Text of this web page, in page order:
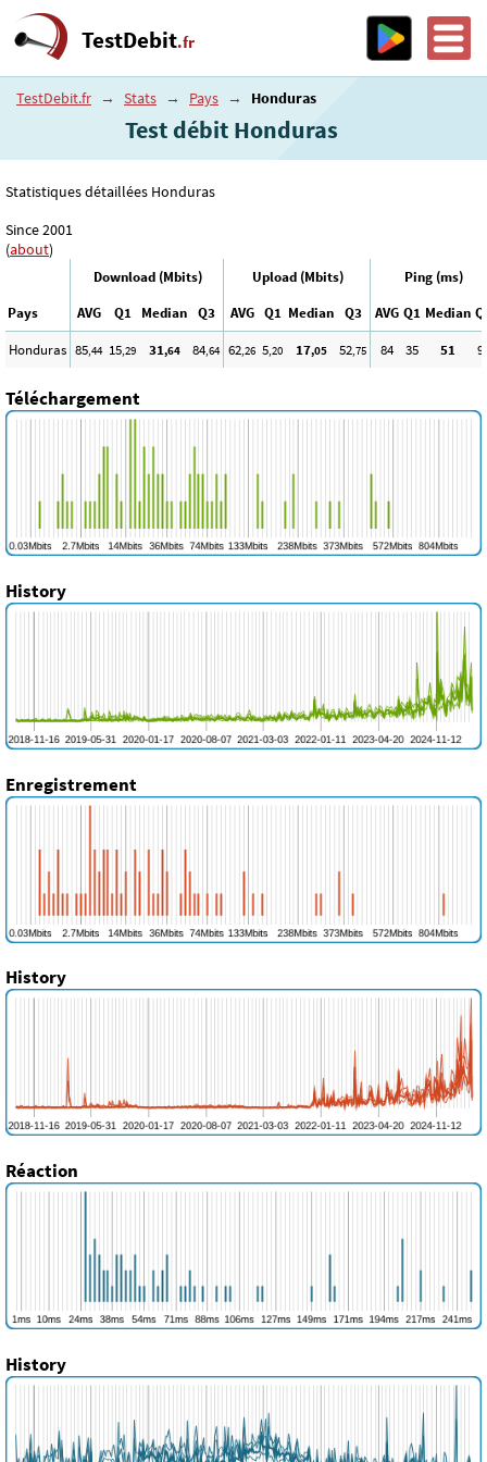
TestDebit.fr
TestDebit.fr → Stats → Pays → Honduras
Test débit Honduras
Statistiques détaillées Honduras
Since 2001
(about)
Download (Mbits) Upload (Mbits)
Ping (ms)
Pays
AVG Q1 Median Q3 AVG Q1 Median Q3 AVG Q1 Median
Honduras 85,44 15,29 31,64 84,64 62,26 5,20 17,05 52,75 84 35 51
Téléchargement
History
Enregistrement
History
Réaction
History